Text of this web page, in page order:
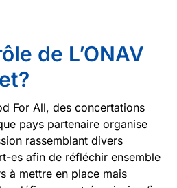
de L’ONAV
For All, des concertations
pays partenaire organise
rassemblant divers
es afin de réfléchir ensemble
à mettre en place mais